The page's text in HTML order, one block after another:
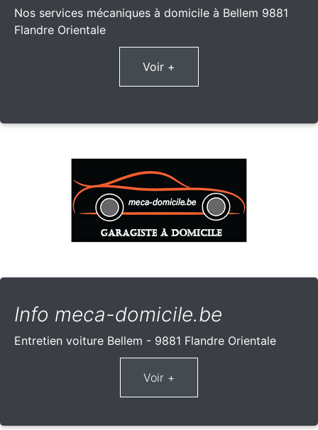
Nos services mécaniques à domicile à Bellem 9881
Flandre Orientale
Voir +
Info meca-domicile.be
Entretien voiture Bellem - 9881 Flandre Orientale